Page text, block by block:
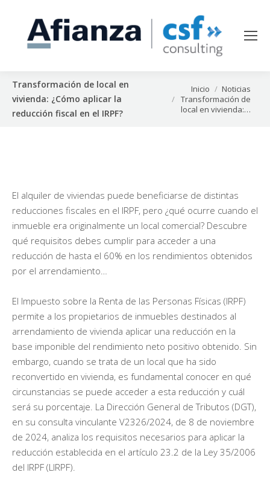
Transformación de local en
vivienda: ¿Cómo aplicar la
reducción fiscal en el IRPF?
Estás aquí:
Inicio
Noticias
Transformación de
local en vivienda:…
El alquiler de viviendas puede beneficiarse de distintas
reducciones fiscales en el IRPF, pero ¿qué ocurre cuando el
inmueble era originalmente un local comercial? Descubre
qué requisitos debes cumplir para acceder a una
reducción de hasta el 60% en los rendimientos obtenidos
por el arrendamiento…
El Impuesto sobre la Renta de las Personas Físicas (IRPF)
permite a los propietarios de inmuebles destinados al
arrendamiento de vivienda aplicar una reducción en la
base imponible del rendimiento neto positivo obtenido. Sin
embargo, cuando se trata de un local que ha sido
reconvertido en vivienda, es fundamental conocer en qué
circunstancias se puede acceder a esta reducción y cuál
será su porcentaje. La Dirección General de Tributos (DGT),
en su consulta vinculante V2326/2024, de 8 de noviembre
de 2024, analiza los requisitos necesarios para aplicar la
reducción establecida en el artículo 23.2 de la Ley 35/2006
del IRPF (LIRPF).